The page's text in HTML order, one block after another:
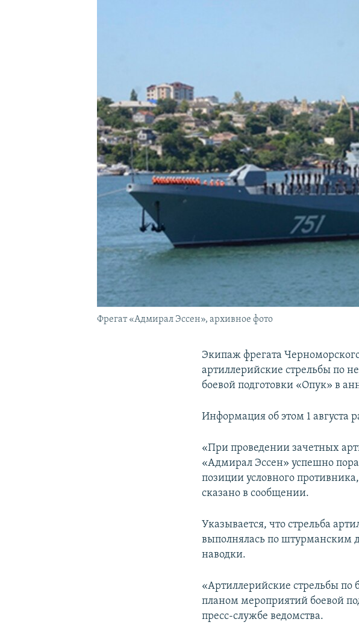
Фрегат «Адмирал Эссен», архивное фото
Экипаж фрегата
артиллерийские стрельбы по
боевой подготовки «Опук» в
Информация об этом 1 августа
«При проведении зачетных
«Адмирал Эссен» успешно
позиции условного
сказано в сообщении.
Указывается, что стрельба
выполнялась по штурманским
наводки.
«Артиллерийские стрельбы по
планом мероприятий боевой
пресс-службе ведомства.